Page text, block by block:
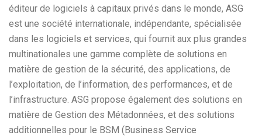
éditeur de logiciels à capitaux privés dans le monde, ASG
est une société internationale, indépendante, spécialisée
dans les logiciels et services, qui fournit aux plus grandes
multinationales une gamme complète de solutions en
matière de gestion de la sécurité, des applications, de
l’exploitation, de l’information, des performances, et de
l’infrastructure. ASG propose également des solutions en
matière de Gestion des Métadonnées, et des solutions
additionnelles pour le BSM (Business Service